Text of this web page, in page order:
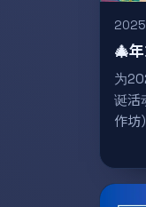
2025
🎄
为
诞活
作坊